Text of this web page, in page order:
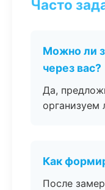
Часто
Можно ли
через вас?
Да,
организуем
Как
После